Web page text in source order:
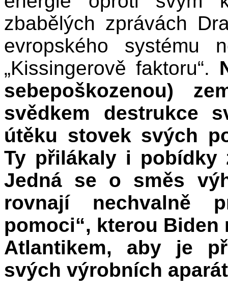
zbabělých zprávách
evropského systému
„Kissingerově faktoru“.
sebepoškozenou)
svědkem destrukce
útěku stovek svých
Ty přilákaly i pobídky
Jedná se o směs
rovnají nechvalně
pomoci“, kterou Biden
Atlantikem, aby je
svých výrobních